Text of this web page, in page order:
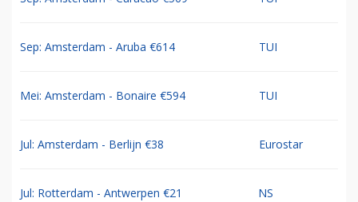
Sep: Amsterdam - Aruba €614 TUI
Mei: Amsterdam - Bonaire €594 TUI
Jul: Amsterdam - Berlijn €38 Eurostar
Jul: Rotterdam - Antwerpen €21 NS